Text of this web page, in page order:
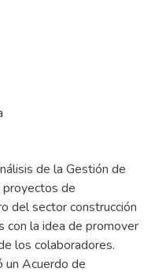
de la Gestión de
proyectos de
del sector construcción
con la idea de promover
los colaboradores.
un Acuerdo de